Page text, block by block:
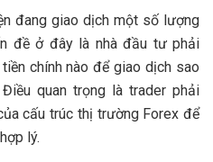
đang giao dịch một số lượng
đề ở đây là nhà đầu tư phải
chính nào để giao dịch sao
quan trọng là trader phải
cấu trúc thị trường Forex để
lý.